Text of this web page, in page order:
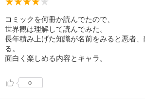
コミックを何冊か読んでたので、
世界観は理解して読んでみた。
長年積み上げた知識が名前をみると悪者
る。
面白く楽しめる内容とキャラ。
0